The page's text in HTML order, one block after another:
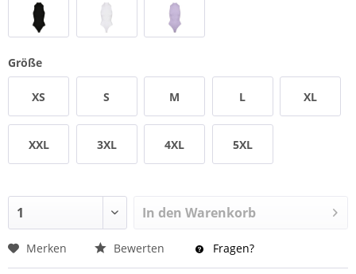
Größe
XS S M L XL
XXL 3XL 4XL 5XL
In den Warenkorb
Merken Bewerten Fragen?